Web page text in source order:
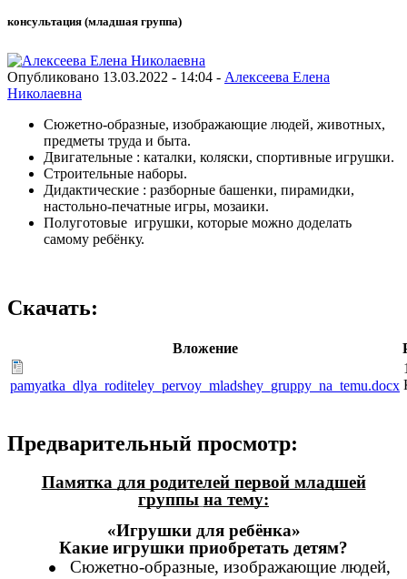
консультация (младшая группа)
Опубликовано 13.03.2022 - 14:04 - Алексеева Елена
Николаевна
Сюжетно-образные, изображающие людей, животных,
предметы труда и быта.
Двигательные : каталки, коляски, спортивные игрушки.
Строительные наборы.
Дидактические : разборные башенки, пирамидки,
настольно-печатные игры, мозаики.
Полуготовые игрушки, которые можно доделать
самому ребёнку.
Скачать:
Вложение
pamyatka_dlya_roditeley_pervoy_mladshey_gruppy_na_temu.docx
Предварительный просмотр:
Памятка для родителей первой младшей
группы на тему:
«Игрушки для ребёнка»
Какие игрушки приобретать детям?
Сюжетно-образные, изображающие людей,